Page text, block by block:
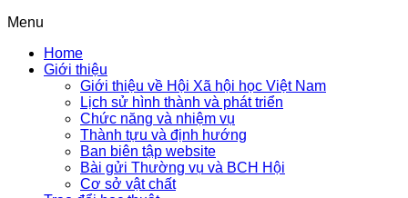
Menu
Home
Giới thiệu
Giới thiệu về Hội Xã hội học Việt Nam
Lịch sử hình thành và phát triển
Chức năng và nhiệm vụ
Thành tựu và định hướng
Ban biên tập website
Bài gửi Thường vụ và BCH Hội
Cơ sở vật chất